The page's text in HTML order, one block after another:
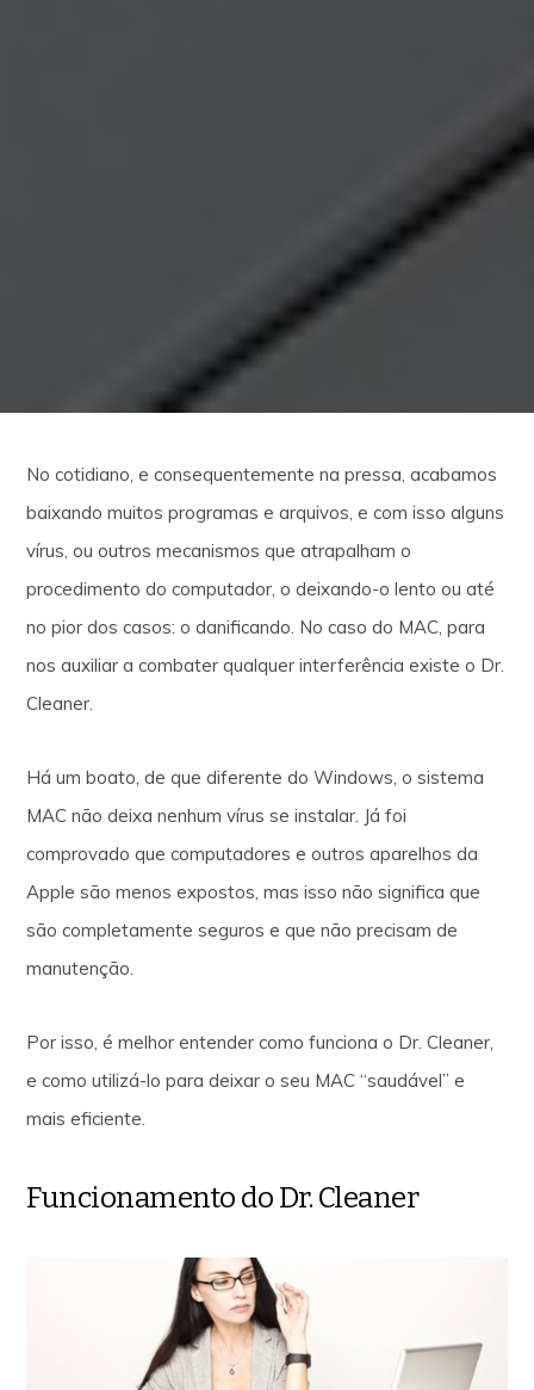
No cotidiano, e consequentemente na pressa, acabamos
baixando muitos programas e arquivos, e com isso alguns
vírus, ou outros mecanismos que atrapalham o
procedimento do computador, o deixando-o lento ou até
no pior dos casos: o danificando. No caso do MAC, para
nos auxiliar a combater qualquer interferência existe o Dr.
Cleaner.
Há um boato, de que diferente do Windows, o sistema
MAC não deixa nenhum vírus se instalar. Já foi
comprovado que computadores e outros aparelhos da
Apple são menos expostos, mas isso não significa que
são completamente seguros e que não precisam de
manutenção.
Por isso, é melhor entender como funciona o Dr. Cleaner,
e como utilizá-lo para deixar o seu MAC “saudável” e
mais eficiente.
Funcionamento do Dr. Cleaner